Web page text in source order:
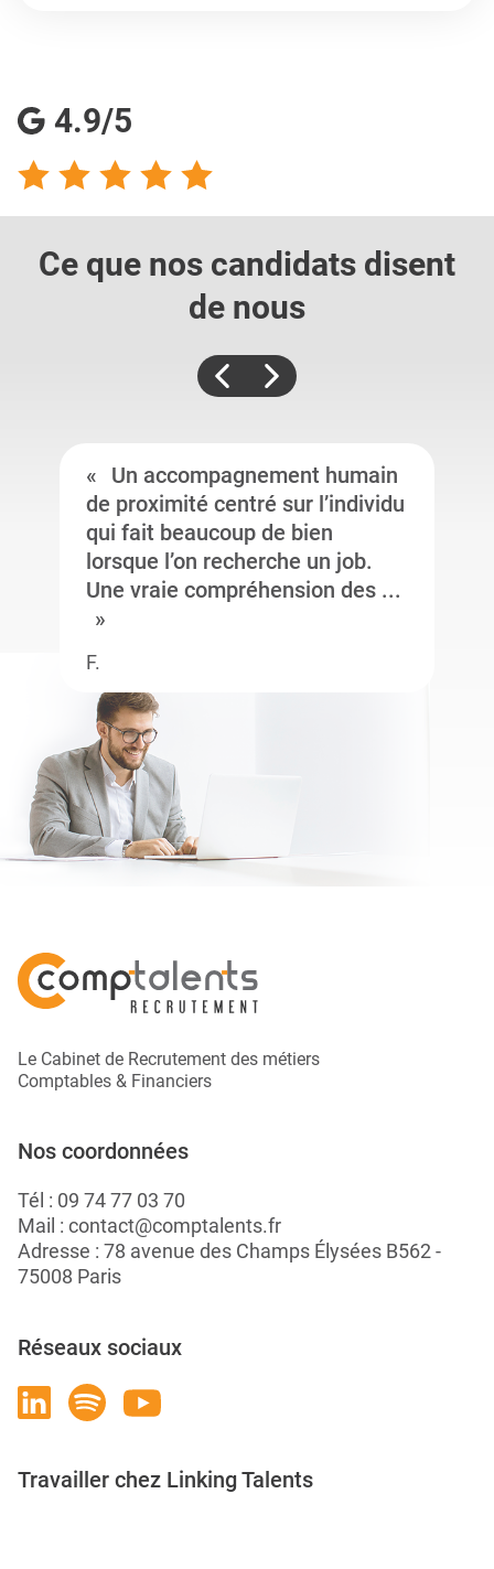
4.9/5
Ce que nos candidats disent
de nous
Un accompagnement humain
de proximité centré sur l’individu
qui fait beaucoup de bien
lorsque l’on recherche un job.
Une vraie compréhension des ...
F.
Le Cabinet de Recrutement des métiers
Comptables & Financiers
Nos coordonnées
Tél : 09 74 77 03 70
Mail : contact@comptalents.fr
Adresse : 78 avenue des Champs Élysées B562 -
75008 Paris
Réseaux sociaux
Travailler chez Linking Talents